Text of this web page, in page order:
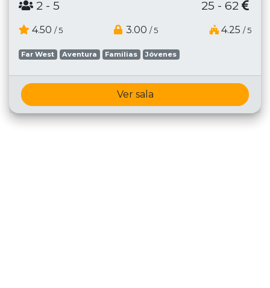
2 - 5 25 - 62
4.50 / 5 3.00 / 5 4.25 / 5
Far West Aventura Familias Jóvenes
Ver sala